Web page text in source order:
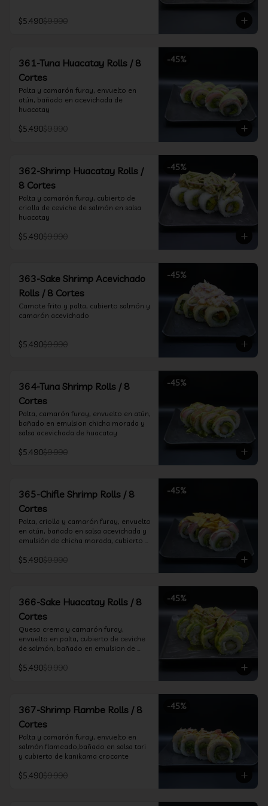
$5.490$9.990
-45%
361-Tuna Huacatay Rolls / 8
Cortes
Palta y camarón furay, envuelto en
atún, bañado en acevichada de
huacatay
$5.490$9.990
-45%
362-Shrimp Huacatay Rolls /
8 Cortes
Palta y camarón furay, cubierto de
criolla de ceviche de salmón en salsa
huacatay
$5.490$9.990
-45%
363-Sake Shrimp Acevichado
Rolls / 8 Cortes
Camote frito y palta, cubierto salmón y
camarón acevichado
$5.490$9.990
-45%
364-Tuna Shrimp Rolls / 8
Cortes
Palta, camarón furay, envuelto en atún,
bañado en emulsion chicha morada y
salsa acevichada de huacatay
$5.490$9.990
-45%
365-Chifle Shrimp Rolls / 8
Cortes
Palta, criolla y camarón furay, envuelto
en atún, bañado en salsa acevichada y
emulsión de chicha morada, cubierto
$5.490$9.990
-45%
366-Sake Huacatay Rolls / 8
Cortes
Queso crema y camarón furay,
envuelto en palta, cubierto de ceviche
de salmón, bañado en emulsion de
$5.490$9.990
-45%
367-Shrimp Flambe Rolls / 8
Cortes
Palta y camarón furay, envuelto en
salmón flameado,bañado en salsa tari
y cubierto de kanikama crocante
$5.490$9.990